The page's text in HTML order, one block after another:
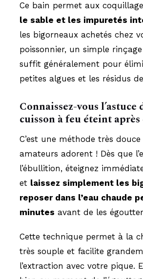
Ce bain permet aux
le sable et les impuretés
les bigorneaux achetés chez
poissonnier, un simple rinçage
suffit généralement pour
petites algues et les résidus
Connaissez-vous l’astuce
cuisson à feu éteint
C’est une méthode très douce
amateurs adorent ! Dès que
l’ébullition, éteignez
et laissez simplement les
reposer dans l’eau chaude
minutes avant de les
Cette technique permet à la
très souple et facilite
l’extraction avec votre pique.